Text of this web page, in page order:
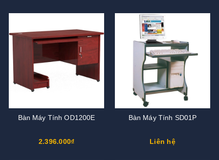
Bàn Máy Tính OD1200E
2.396.000₫
Bàn Máy Tính SD01P
Liên hệ